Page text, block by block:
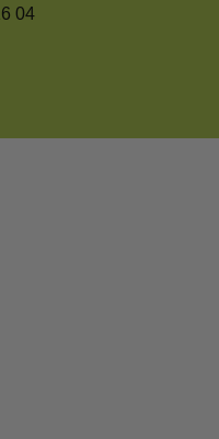
04